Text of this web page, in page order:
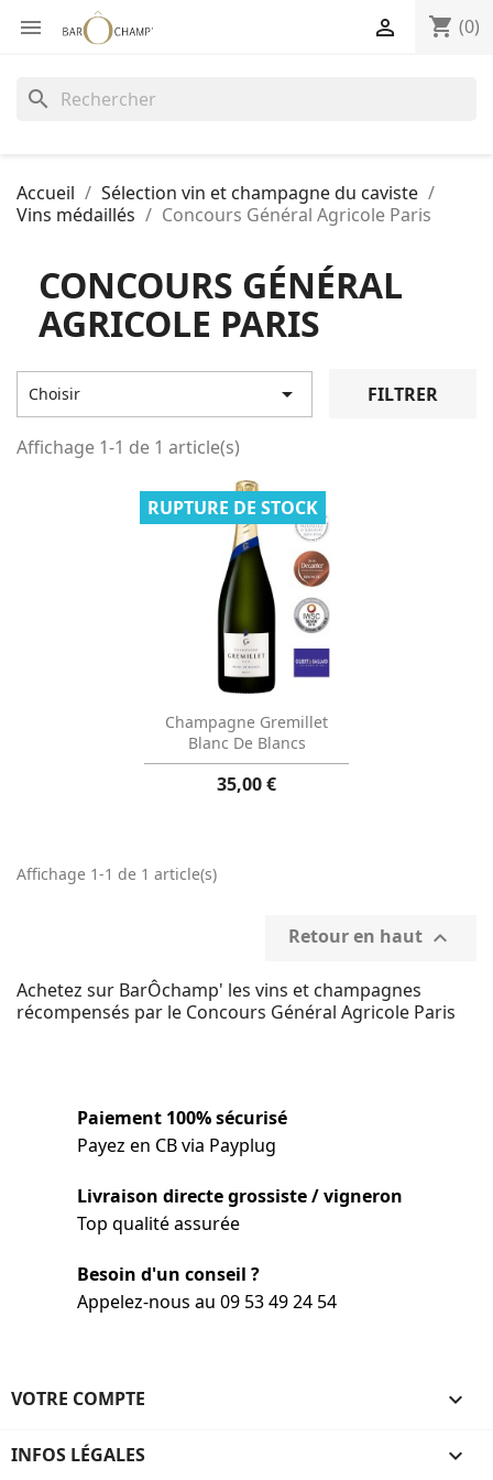
 shopping_cart (0)

search
Accueil
Sélection vin et champagne du caviste
Vins médaillés
Concours Général Agricole Paris
CONCOURS GÉNÉRAL
AGRICOLE PARIS
Choisir  FILTRER
Affichage 1-1 de 1 article(s)
Aperçu rapide
Champagne Gremillet
Blanc De Blancs
35,00 €
RUPTURE DE STOCK
Affichage 1-1 de 1 article(s)
Retour en haut 
Achetez sur BarÔchamp' les vins et champagnes
récompensés par le Concours Général Agricole Paris
Paiement 100% sécurisé
Payez en CB via Payplug
Livraison directe grossiste / vigneron
Top qualité assurée
Besoin d'un conseil ?
Appelez-nous au 09 53 49 24 54
VOTRE COMPTE 
INFOS LÉGALES 